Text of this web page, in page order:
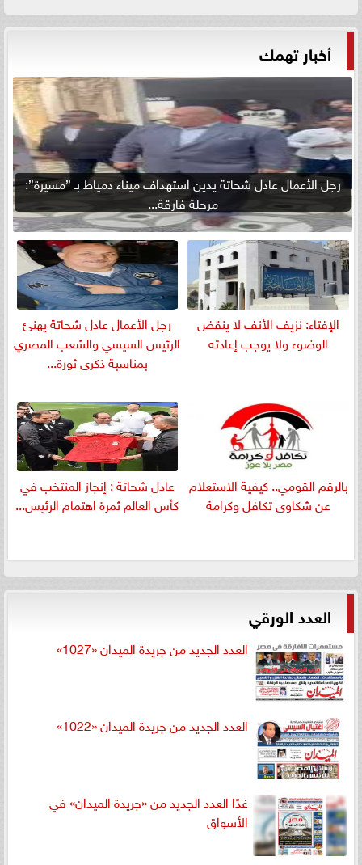
أخبار تهمك
رجل الأعمال عادل شحاتة يدين استهداف ميناء دمياط بـ ”مسيرة”:
مرحلة فارقة...
الإفتاء: نزيف الأنف لا ينقض
الوضوء ولا يوجب إعادته
رجل الأعمال عادل شحاتة يهنئ
الرئيس السيسي والشعب المصري
بمناسبة ذكرى ثورة...
بالرقم القومي.. كيفية الاستعلام
عن شكاوى تكافل وكرامة
عادل شحاتة : إنجاز المنتخب في
كأس العالم ثمرة اهتمام الرئيس...
العدد الورقي
العدد الجديد من جريدة الميدان «1027»
العدد الجديد من جريدة الميدان «1022»
غدًا العدد الجديد من «جريدة الميدان» في
الأسواق